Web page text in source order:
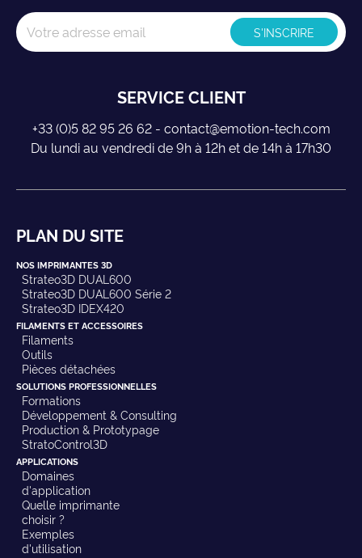
SERVICE CLIENT
+33 (0)5 82 95 26 62 - contact@emotion-tech.com
Du lundi au vendredi de 9h à 12h et de 14h à 17h30
PLAN DU SITE
NOS IMPRIMANTES 3D
Strateo3D DUAL600
Strateo3D DUAL600 Série 2
Strateo3D IDEX420
FILAMENTS ET ACCESSOIRES
Filaments
Outils
Pièces détachées
SOLUTIONS PROFESSIONNELLES
Formations
Développement & Consulting
Production & Prototypage
StratoControl3D
APPLICATIONS
Domaines
d'application
Quelle imprimante
choisir ?
Exemples
d'utilisation